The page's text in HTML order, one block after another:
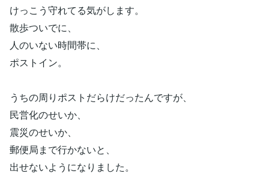
けっこう守れてる気がします。
散歩ついでに、
人のいない時間帯に、
ポストイン。
うちの周りポストだらけだったんですが、
民営化のせいか、
震災のせいか、
郵便局まで行かないと、
出せないようになりました。